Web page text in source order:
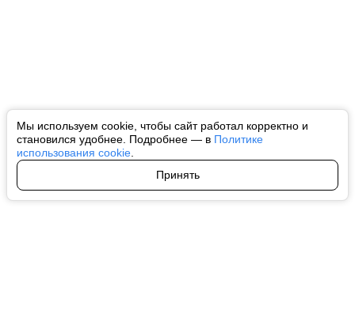
Мы используем cookie, чтобы сайт работал корректно и
становился удобнее. Подробнее — в Политике
использования cookie
Принять